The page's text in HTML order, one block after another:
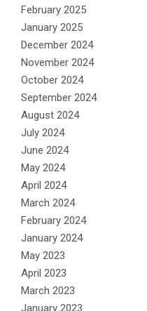
February 2025
January 2025
December 2024
November 2024
October 2024
September 2024
August 2024
July 2024
June 2024
May 2024
April 2024
March 2024
February 2024
January 2024
May 2023
April 2023
March 2023
January 2023